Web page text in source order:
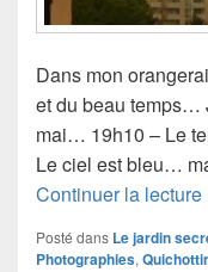
Dans mon
et du beau temps…
mai… 19h10 – Le
Le ciel est bleu…
Continuer la lecture
Posté dans Le jardin
Photographies,